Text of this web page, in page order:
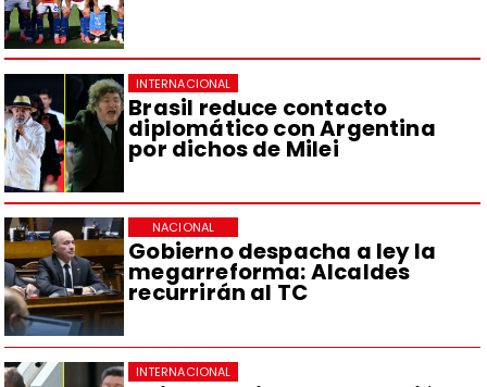
Brasil reduce contacto
diplomático con Argentina
por dichos de Milei
INTERNACIONAL
Gobierno despacha a ley la
megarreforma: Alcaldes
recurrirán al TC
NACIONAL
INTERNACIONAL